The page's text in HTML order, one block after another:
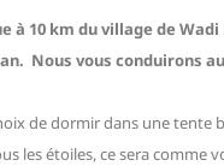
à 10 km du village de Wadi
Nous vous conduirons
de dormir dans une tente
les étoiles, ce sera comme